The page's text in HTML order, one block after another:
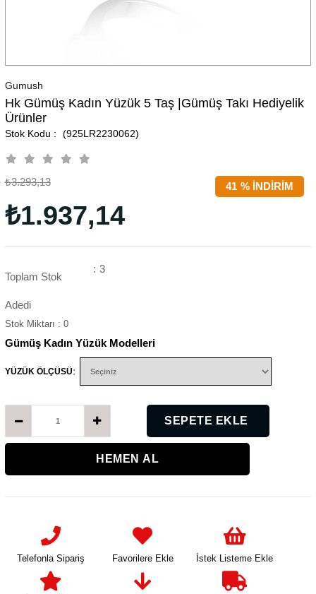
Gumush
Hk Gümüş Kadın Yüzük 5 Taş |Gümüş Takı Hediyelik
Ürünler
(925LR2230062)
%
41 İNDIRIM
₺3.293,13
₺1.937,14
Toplam Stok
Adedi
: 3
Stok Miktarı : 0
Gümüş Kadın Yüzük Modelleri
YÜZÜK ÖLÇÜSÜ:
Telefonla Sipariş Favorilere Ekle İstek Listeme Ekle